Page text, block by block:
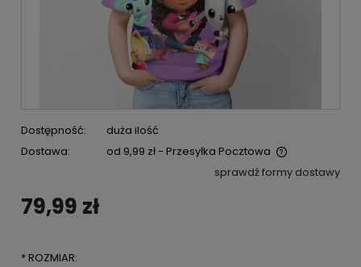
Dostępność:
duża ilość
Dostawa:
od 9,99 zł- Przesyłka Pocztowa
Cena nie zawiera ewentualnych kosztów płatności
sprawdź formy dostawy
79,99 zł
*ROZMIAR: